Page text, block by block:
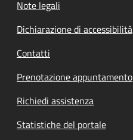
Note legali
Dichiarazione di accessibilità
Contatti
Prenotazione appuntamento
Richiedi assistenza
Statistiche del portale